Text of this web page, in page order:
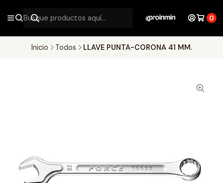
0
Inicio Todos LLAVE PUNTA-CORONA 41 MM.